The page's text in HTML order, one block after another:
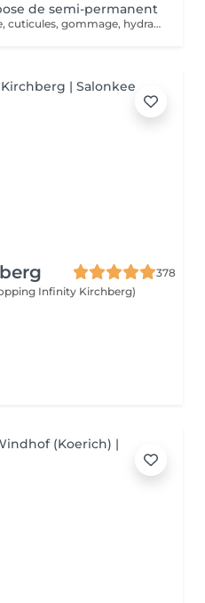
de semi-permanent
Soin complet des pieds (limage, cuticules, gommage, hydratation), suivi de la pose d'un vernis semi-permanent longue tenue.
378
Infinity Kirchberg)